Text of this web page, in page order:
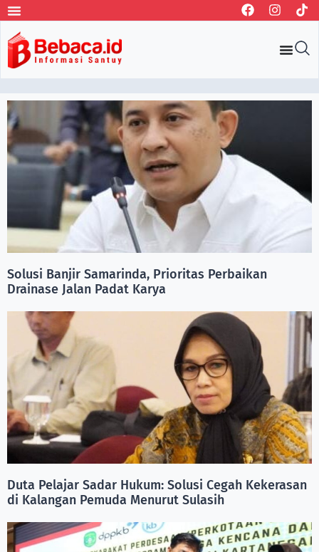
Solusi Banjir Samarinda, Prioritas Perbaikan
Drainase Jalan Padat Karya
Duta Pelajar Sadar Hukum: Solusi Cegah Kekerasan
di Kalangan Pemuda Menurut Sulasih